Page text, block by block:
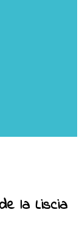
la Liscia